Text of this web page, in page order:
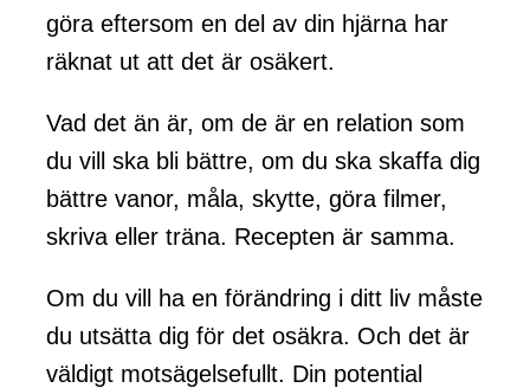
göra eftersom en del av din hjärna har
räknat ut att det är osäkert.
Vad det än är, om de är en relation som
du vill ska bli bättre, om du ska skaffa dig
bättre vanor, måla, skytte, göra filmer,
skriva eller träna. Recepten är samma.
Om du vill ha en förändring i ditt liv måste
du utsätta dig för det osäkra. Och det är
väldigt motsägelsefullt. Din potential